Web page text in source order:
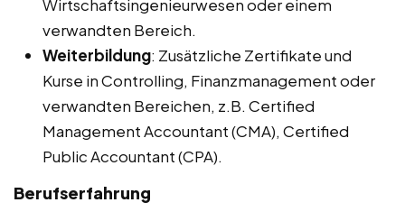
Wirtschaftsingenieurwesen oder einem
verwandten Bereich.
Weiterbildung: Zusätzliche Zertifikate und
Kurse in Controlling, Finanzmanagement oder
verwandten Bereichen, z.B. Certified
Management Accountant (CMA), Certified
Public Accountant (CPA).
Berufserfahrung